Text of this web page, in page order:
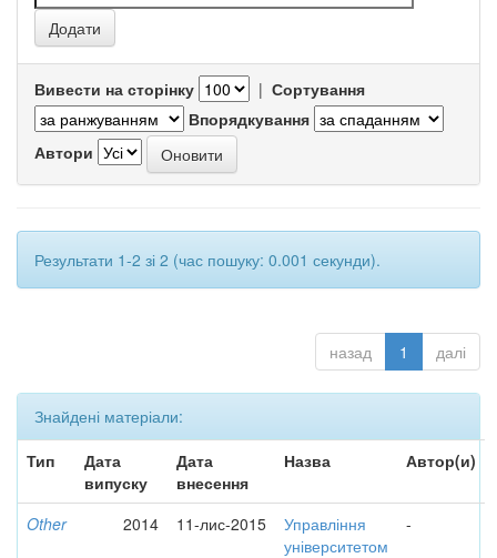
Вивести на сторінку | Сортування
Впорядкування
Автори
Результати 1-2 зі 2 (час пошуку: 0.001 секунди).
назад 1 далі
Знайдені матеріали:
Тип
Дата
випуску
Дата
внесення
Назва Автор(и)
Other 2014 11-лис-2015
Управління
університетом
-